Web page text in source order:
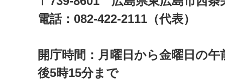
電話：082-422-2111（代表）
開庁時間：月曜日から金曜日の午
後5時15分まで